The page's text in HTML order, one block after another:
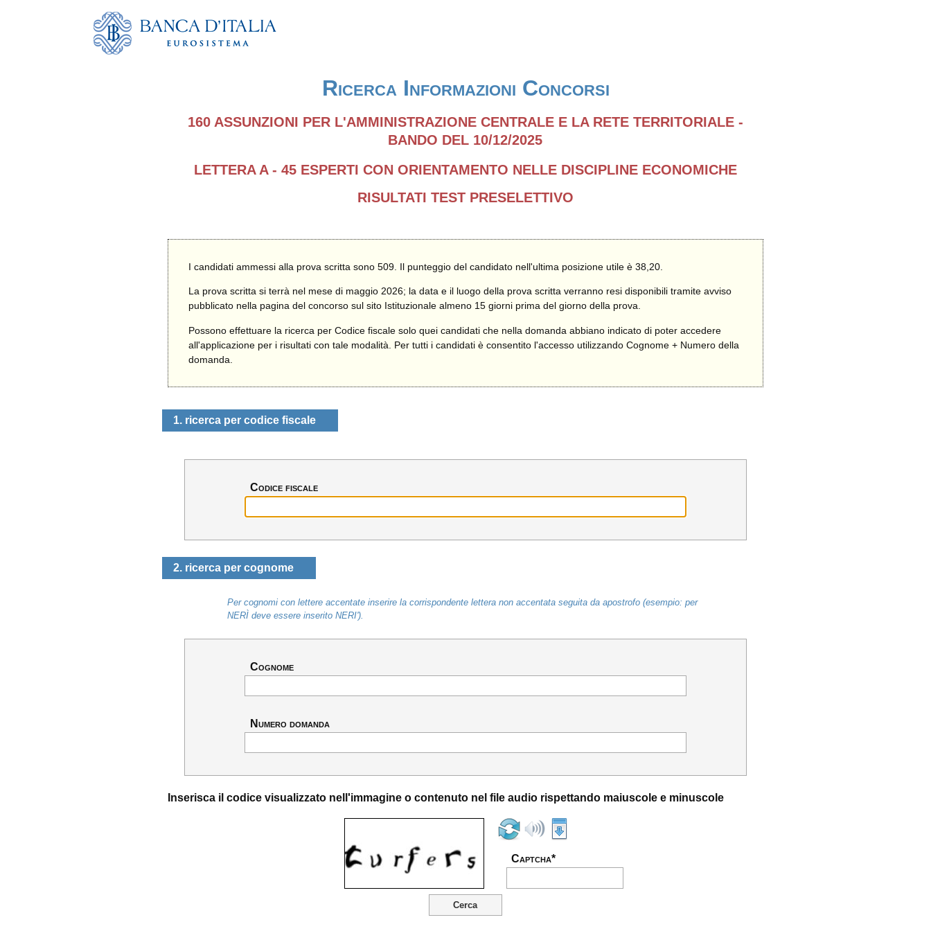
Ricerca Informazioni Concorsi
160 ASSUNZIONI PER L'AMMINISTRAZIONE CENTRALE E LA RETE TERRITORIALE -
BANDO DEL 10/12/2025
LETTERA A - 45 ESPERTI CON ORIENTAMENTO NELLE DISCIPLINE ECONOMICHE
RISULTATI TEST PRESELETTIVO
I candidati ammessi alla prova scritta sono 509. Il punteggio del candidato nell'ultima posizione utile è 38,20.
La prova scritta si terrà nel mese di maggio 2026; la data e il luogo della prova scritta verranno resi disponibili tramite avviso
pubblicato nella pagina del concorso sul sito Istituzionale almeno 15 giorni prima del giorno della prova.
Possono effettuare la ricerca per Codice fiscale solo quei candidati che nella domanda abbiano indicato di poter accedere
all'applicazione per i risultati con tale modalità. Per tutti i candidati è consentito l'accesso utilizzando Cognome + Numero della
domanda.
1. ricerca per codice fiscale
Codice fiscale
2. ricerca per cognome
Per cognomi con lettere accentate inserire la corrispondente lettera non accentata seguita da apostrofo (esempio: per
NERÌ deve essere inserito NERI').
Cognome
Numero domanda
Inserisca il codice visualizzato nell'immagine o contenuto nel file audio rispettando maiuscole e minuscole
Captcha*